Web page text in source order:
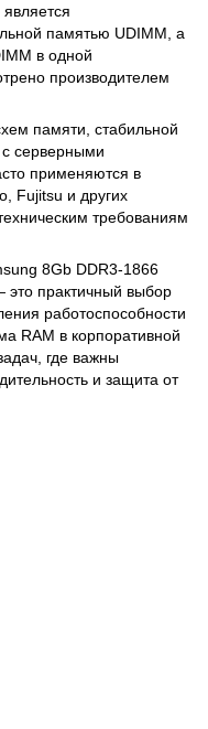
памятью UDIMM, а
в одной
производителем
памяти, стабильной
серверными
применяются в
Fujitsu и других
требованиям
8Gb DDR3-1866
практичный выбор
работоспособности
RAM в корпоративной
где важны
и защита от